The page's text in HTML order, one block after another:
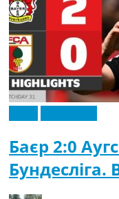
Баєр 2:0
Бундесліга.